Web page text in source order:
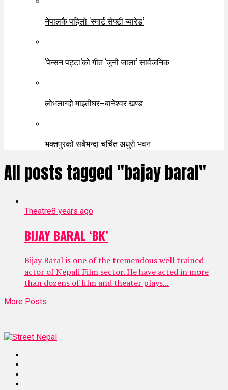
नेपालकै पहिलो ‘स्मार्ट सेफ्टी ब्यारेड’
‘पेन्सन पट्टा’को गीत ‘जुनी जाला’ सार्वजनिक
लोभलाग्दो माइतीघर–बानेश्वर खण्ड
भक्तपुरको सबैभन्दा चर्चित अधुरो भवन
All posts tagged "bajay baral"
Theatre8 years ago
BIJAY BARAL ‘BK’
Bijay Baral is one of the tremendous well trained
actor of Nepali Film sector. He have acted in more
than dozens of film and theater plays...
More Posts